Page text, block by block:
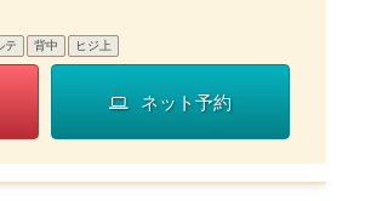
テ 背中 ヒジ上
ネット予約